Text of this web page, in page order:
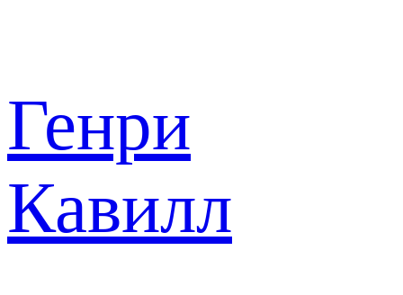
Генри
Кавилл